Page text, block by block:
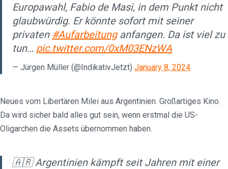
Europawahl, Fabio de Masi, in dem Punkt nicht
glaubwürdig. Er könnte sofort mit seiner
privaten #Aufarbeitunganfangen. Da ist viel zu
tun… pic.twitter.com/0xM03ENzWA
— Jürgen Müller (@IndikativJetzt) January 8, 2024
Neues vom Libertären Milei aus Argentinien. Großartiges Kino.
Da wird sicher bald alles gut sein, wenn erstmal die US-
Oligarchen die Assets übernommen haben.
🇦🇷 Argentinien kämpft seit Jahren mit einer